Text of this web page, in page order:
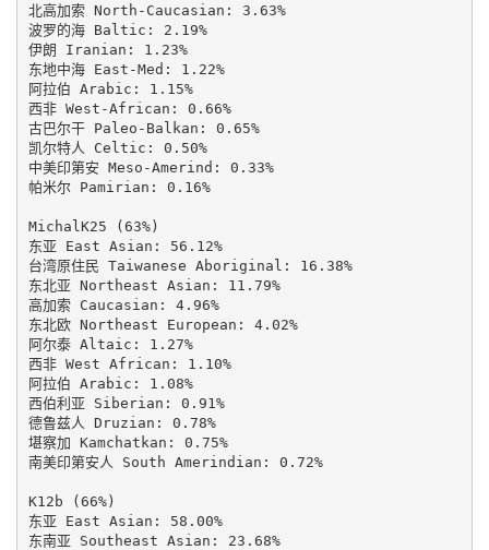
北高加索 North-Caucasian: 3.63%
波罗的海 Baltic: 2.19%
伊朗 Iranian: 1.23%
东地中海 East-Med: 1.22%
阿拉伯 Arabic: 1.15%
西非 West-African: 0.66%
古巴尔干 Paleo-Balkan: 0.65%
凯尔特人 Celtic: 0.50%
中美印第安 Meso-Amerind: 0.33%
帕米尔 Pamirian: 0.16%
MichalK25 (63%)
东亚 East Asian: 56.12%
台湾原住民 Taiwanese Aboriginal: 16.38%
东北亚 Northeast Asian: 11.79%
高加索 Caucasian: 4.96%
东北欧 Northeast European: 4.02%
阿尔泰 Altaic: 1.27%
西非 West African: 1.10%
阿拉伯 Arabic: 1.08%
西伯利亚 Siberian: 0.91%
德鲁兹人 Druzian: 0.78%
堪察加 Kamchatkan: 0.75%
南美印第安人 South Amerindian: 0.72%
K12b (66%)
东亚 East Asian: 58.00%
东南亚 Southeast Asian: 23.68%